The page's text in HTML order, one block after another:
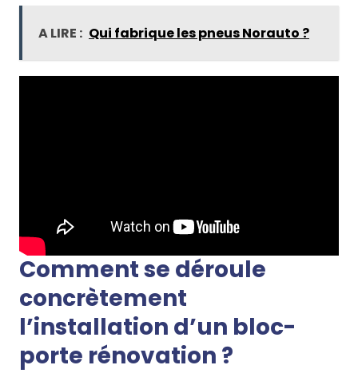
A LIRE : Qui fabrique les pneus Norauto ?
Comment se déroule
concrètement
l’installation d’un bloc-
porte rénovation ?